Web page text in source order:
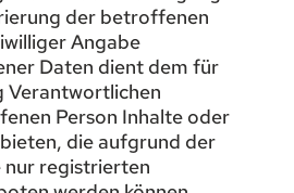
der betroffenen
Angabe
Daten dient dem für
Verantwortlichen
Person Inhalte oder
die aufgrund der
nur registrierten